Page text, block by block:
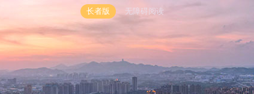
长者版 无障碍阅读